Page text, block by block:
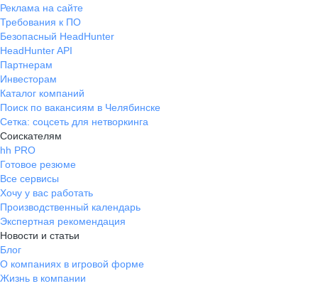
Реклама на сайте
Требования к ПО
Безопасный HeadHunter
HeadHunter API
Партнерам
Инвесторам
Каталог компаний
Поиск по вакансиям в Челябинске
Сетка: соцсеть для нетворкинга
Соискателям
hh PRO
Готовое резюме
Все сервисы
Хочу у вас работать
Производственный календарь
Экспертная рекомендация
Новости и статьи
Блог
О компаниях в игровой форме
Жизнь в компании